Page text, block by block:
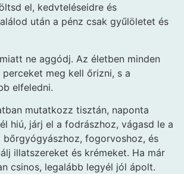
el, kedvteléseidre és
után a pénz csak gyűlöletet és
ne aggódj. Az életben minden
perceket meg kell őrizni, s a
elfeledni.
mutatkozz tisztán, naponta
hiú, járj el a fodrászhoz, vágasd le a
bőrgyógyászhoz, fogorvoshoz, és
illatszereket és krémeket. Ha már
csinos, legalább legyél jól ápolt.